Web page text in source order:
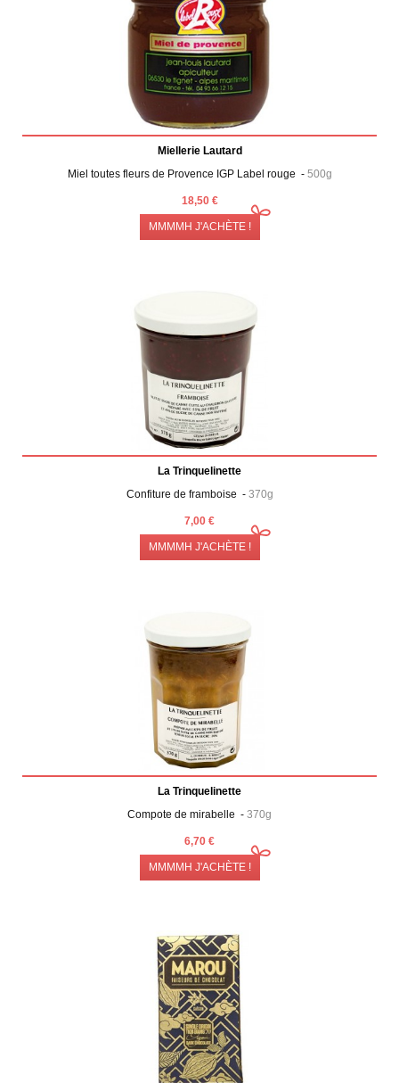
Miellerie Lautard
Miel toutes fleurs de Provence IGP Label rouge - 500g
18,50 €
MMMMH J'ACHÈTE !
La Trinquelinette
Confiture de framboise - 370g
7,00 €
MMMMH J'ACHÈTE !
La Trinquelinette
Compote de mirabelle - 370g
6,70 €
MMMMH J'ACHÈTE !